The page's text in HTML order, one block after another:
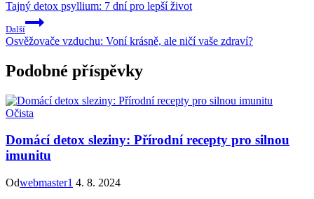
Tajný detox psyllium: 7 dní pro lepší život
Další
Osvěžovače vzduchu: Voní krásně, ale ničí vaše zdraví?
Podobné příspěvky
Očista
Domácí detox sleziny: Přírodní recepty pro silnou
imunitu
Odwebmaster1 4. 8. 2024